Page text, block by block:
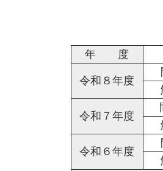
年 度
令和８年度
令和７年度
令和６年度